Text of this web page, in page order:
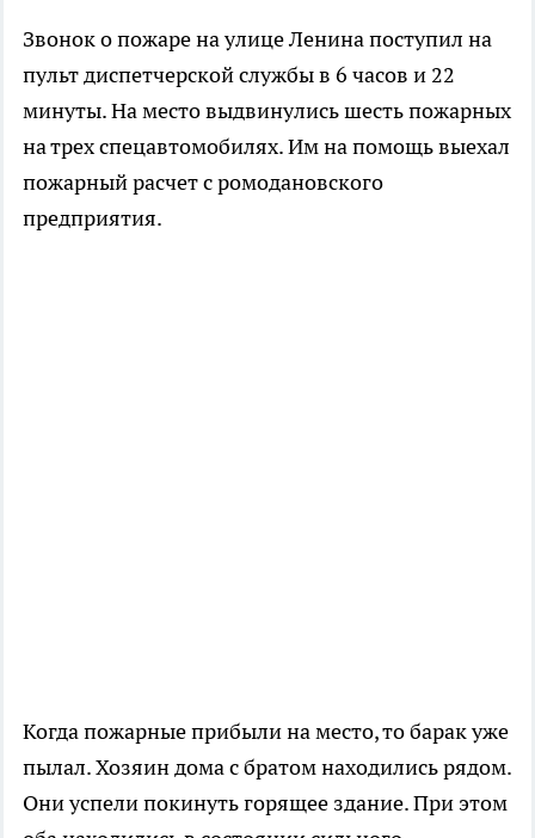
Звонок о пожаре на улице Ленина поступил на
пульт диспетчерской службы в 6 часов и 22
минуты. На место выдвинулись шесть пожарных
на трех спецавтомобилях. Им на помощь выехал
пожарный расчет с ромодановского
предприятия.
Когда пожарные прибыли на место, то барак уже
пылал. Хозяин дома с братом находились рядом.
Они успели покинуть горящее здание. При этом